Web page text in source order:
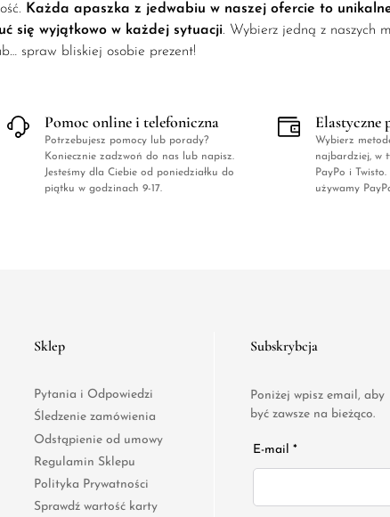
Każda apaszka z jedwabiu w naszej ofercie to
się wyjątkowo w każdej sytuacji. Wybierz jedną z naszych
spraw bliskiej osobie prezent!
Pomoc online i telefoniczna
Potrzebujesz pomocy lub porady?
Koniecznie zadzwoń do nas lub napisz.
Jesteśmy dla Ciebie od poniedziałku do
piątku w godzinach 9-17.
Elastyczne
Wybierz
najbardziej, w
PayPo i
używamy
Sklep
Pytania i Odpowiedzi
Śledzenie zamówienia
Odstąpienie od umowy
Regulamin Sklepu
Polityka Prywatności
Sprawdź wartość karty
Subskrybcja
Poniżej wpisz email, aby
być zawsze na bieżąco.
E-mail *